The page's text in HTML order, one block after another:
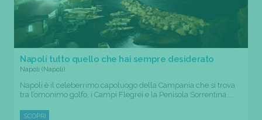
Napoli tutto quello che hai sempre desiderato
Napoli (Napoli)
Napoli è il celeberrimo capoluogo della Campania che si trova
tra l’omonimo golfo, i Campi Flegrei e la Penisola Sorrentina....
SCOPRI